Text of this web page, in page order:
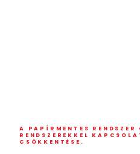
A PAPÍRMENTES
RENDSZEREKKEL
CSÖKKENTÉSE.